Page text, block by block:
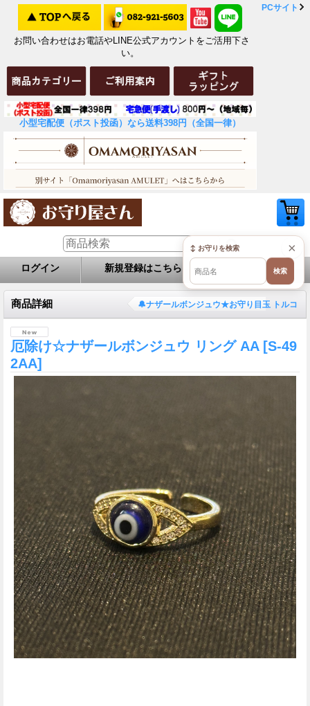
お問い合わせはお電話やLINE公式アカウントをご活用下さ
い。
小型宅配便（ポスト投函）なら送料398円（全国一律）
PCサイト
ログイン 新規登録はこちら お問い合せ
商品詳細 🔔ナザールボンジュウ★お守り目玉 トルコ
厄除け☆ナザールボンジュウ リング AA [S-49
2AA]
×
↕ お守りを検索
検索